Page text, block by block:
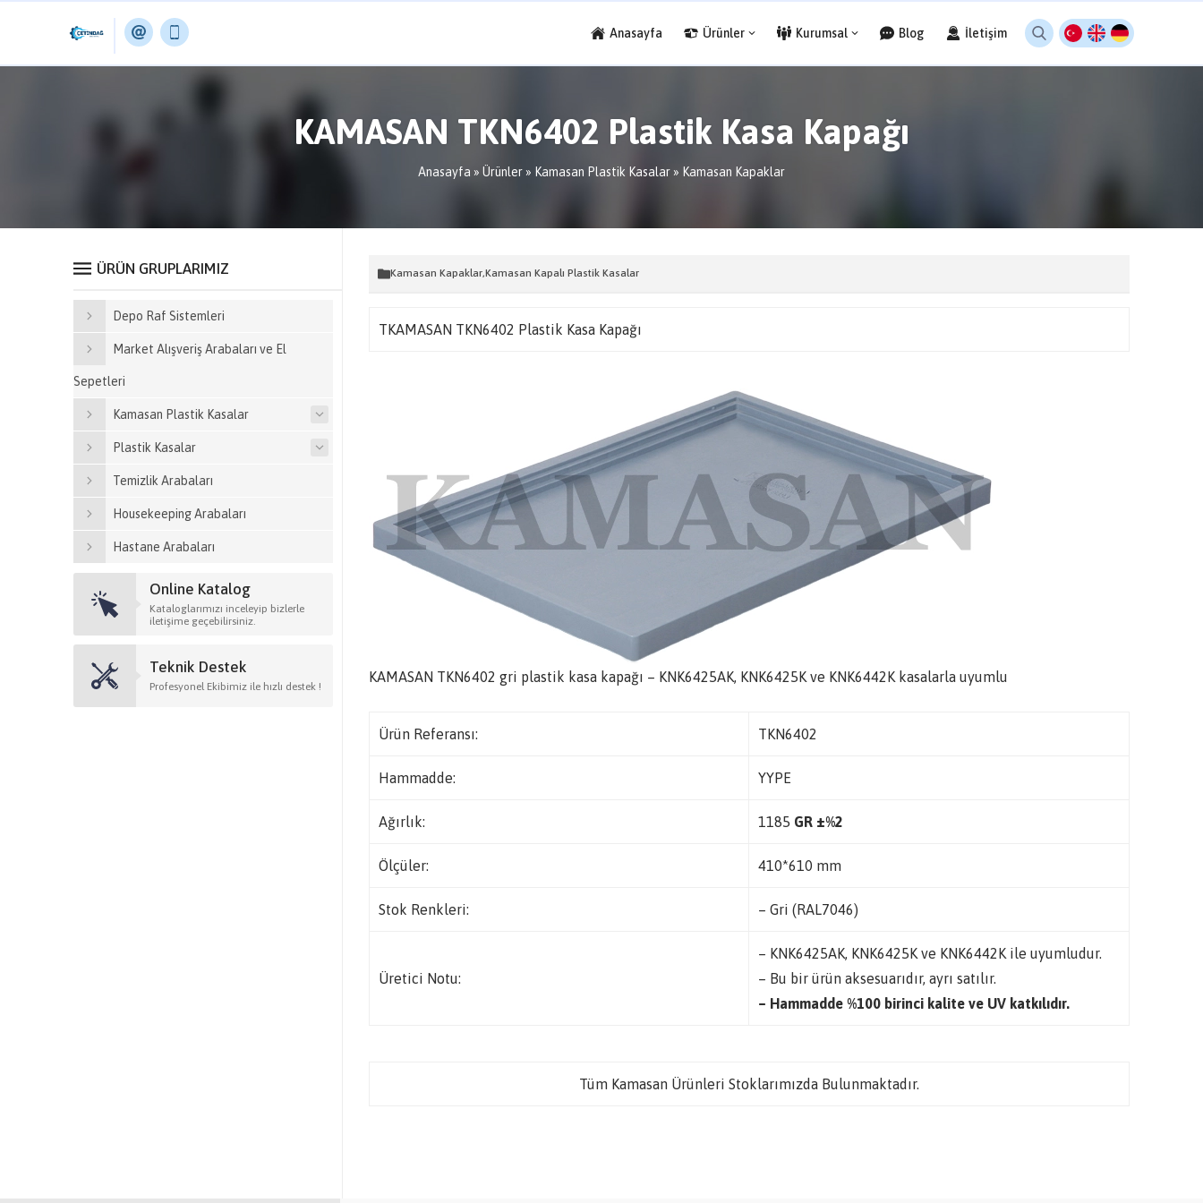
Anasayfa Ürünler Kurumsal Blog İletişim
KAMASAN TKN6402 Plastik Kasa Kapağı
Anasayfa » Ürünler» Kamasan Plastik Kasalar » Kamasan Kapaklar
Kamasan Kapaklar,Kamasan Kapalı Plastik Kasalar
TKAMASAN TKN6402 Plastik Kasa Kapağı
KAMASAN TKN6402 gri plastik kasa kapağı – KNK6425AK, KNK6425K ve KNK6442K kasalarla uyumlu
Ürün Referansı: TKN6402
Hammadde: YYPE
Ağırlık: 1185 GR ±%2
Ölçüler: 410*610 mm
Stok Renkleri: – Gri (RAL7046)
Üretici Notu:
– KNK6425AK, KNK6425K ve KNK6442K ile uyumludur.
– Bu bir ürün aksesuarıdır, ayrı satılır.
– Hammadde %100 birinci kalite ve UV katkılıdır.
Tüm Kamasan Ürünleri Stoklarımızda Bulunmaktadır.
ÜRÜN GRUPLARIMIZ
Depo Raf Sistemleri
Market Alışveriş Arabaları ve El
Sepetleri
Kamasan Plastik Kasalar
Plastik Kasalar
Temizlik Arabaları
Housekeeping Arabaları
Hastane Arabaları
Online Katalog
Kataloglarımızı inceleyip bizlerle
iletişime geçebilirsiniz.
Teknik Destek
Profesyonel Ekibimiz ile hızlı destek !